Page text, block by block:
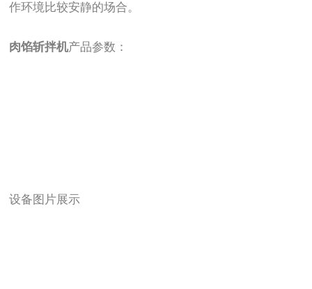
作环境比较安静的场合。
肉馅斩拌机产品参数：
设备图片展示